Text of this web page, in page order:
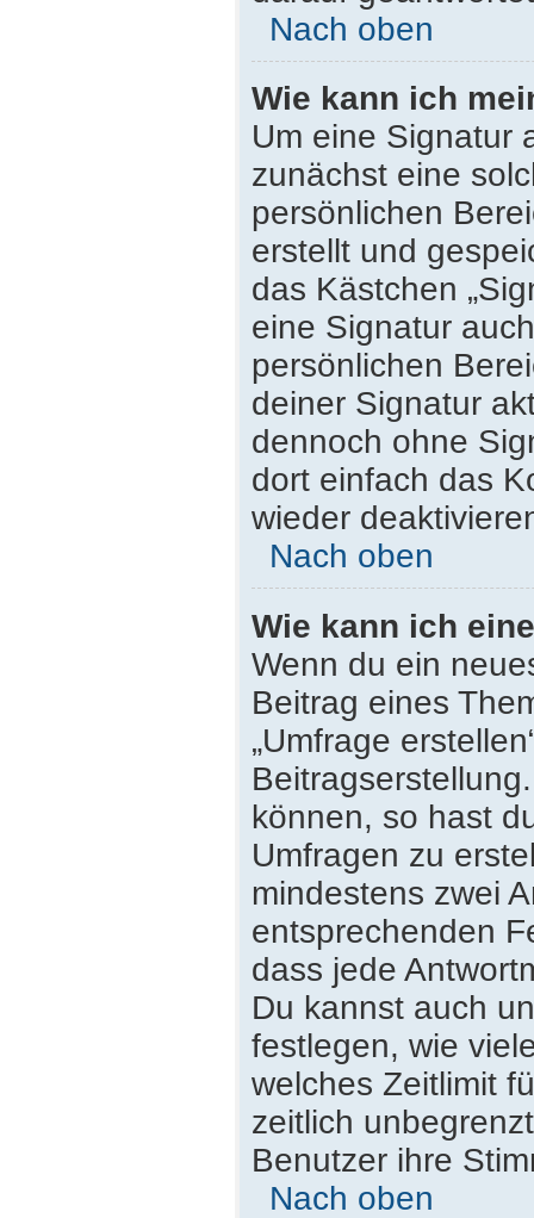
Nach oben
Wie kann ich
Um eine Signatur
zunächst eine
persönlichen
erstellt und
das Kästchen
eine Signatur
persönlichen
deiner Signatur
dennoch ohne
dort einfach das
wieder
Nach oben
Wie kann ich
Wenn du ein
Beitrag eines
„Umfrage
können, so hast
Umfragen zu
mindestens zwei
entsprechenden
dass jede
Du kannst auch
festlegen, wie
welches Zeitlimit
zeitlich
Benutzer ihre
Nach oben